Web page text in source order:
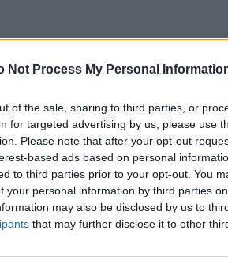
Not Process My Personal
of the sale, sharing to third parties, or
for targeted advertising by us, please use
Please note that after your opt-out
based ads based on personal
to third parties prior to your opt-out. You
your personal information by third parties
may also be disclosed by us to
that may further disclose it to other
Mest lest